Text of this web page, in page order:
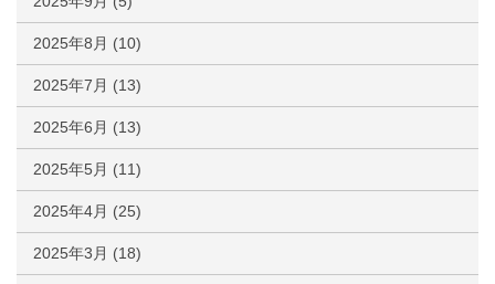
2025年8月 (10)
2025年7月 (13)
2025年6月 (13)
2025年5月 (11)
2025年4月 (25)
2025年3月 (18)